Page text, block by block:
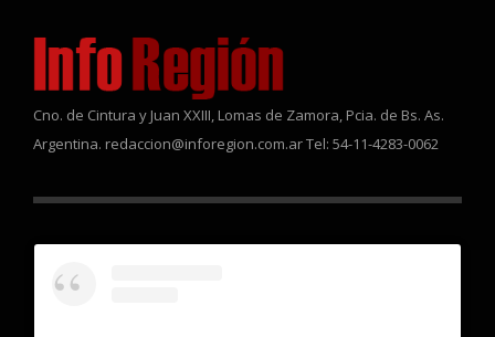
Cno. de Cintura y Juan XXIII, Lomas de Zamora, Pcia. de Bs. As.
Argentina. redaccion@inforegion.com.ar Tel: 54-11-4283-0062